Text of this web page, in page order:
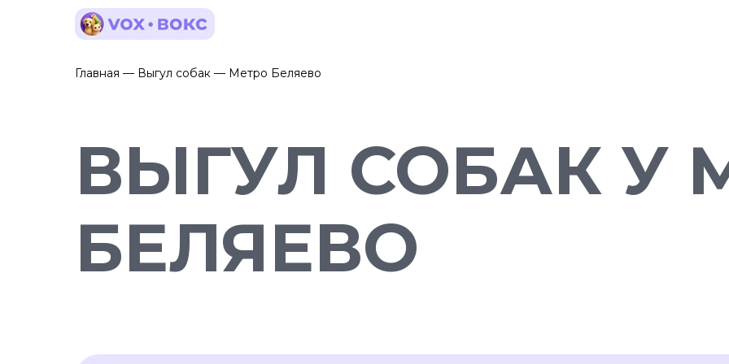
Главная — Выгул собак — Метро Беляево
ВЫГУЛ СОБАК У
БЕЛЯЕВО